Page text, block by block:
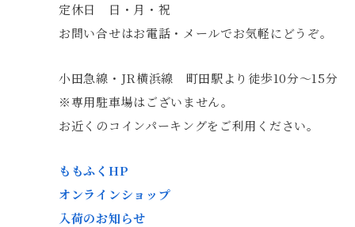
定休日 日・月・祝
お問い合せはお電話・メールでお気軽にどうぞ。
小田急線・JR横浜線 町田駅より徒歩10分〜15分
※専用駐車場はございません。
お近くのコインパーキングをご利用ください。
ももふくHP
オンラインショップ
入荷のお知らせ